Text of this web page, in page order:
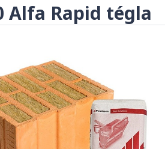
Alfa Rapid tégla